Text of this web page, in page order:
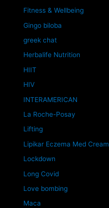
Fitness & Wellbeing
Gingo biloba
greek chat
Herbalife Nutrition
HIIT
HIV
INTERAMERICAN
La Roche-Posay
Lifting
Lipikar Eczema Med Cream
Lockdown
Long Covid
Love bombing
Maca